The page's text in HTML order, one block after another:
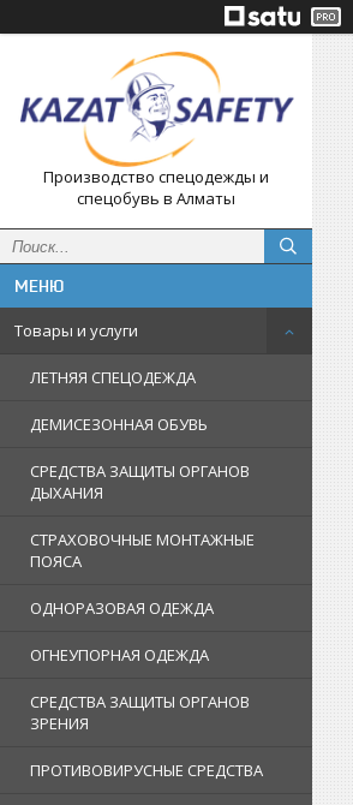
Производство спецодежды и
спецобувь в Алматы
Товары и услуги
ЛЕТНЯЯ СПЕЦОДЕЖДА
ДЕМИСЕЗОННАЯ ОБУВЬ
СРЕДСТВА ЗАЩИТЫ ОРГАНОВ
ДЫХАНИЯ
СТРАХОВОЧНЫЕ МОНТАЖНЫЕ
ПОЯСА
ОДНОРАЗОВАЯ ОДЕЖДА
ОГНЕУПОРНАЯ ОДЕЖДА
СРЕДСТВА ЗАЩИТЫ ОРГАНОВ
ЗРЕНИЯ
ПРОТИВОВИРУСНЫЕ СРЕДСТВА